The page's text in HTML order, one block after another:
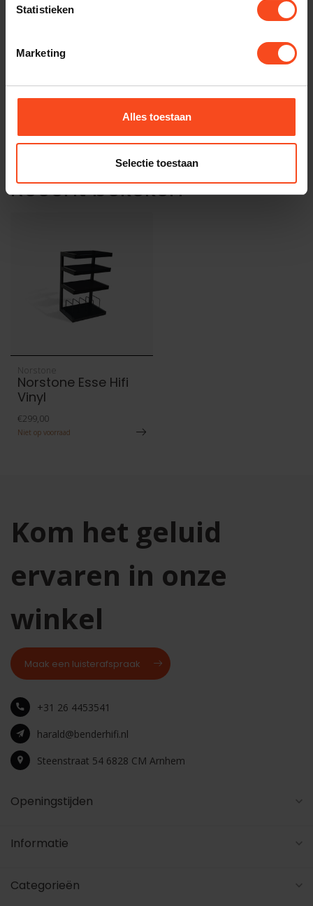
Statistieken
Marketing
Alles toestaan
Selectie toestaan
€549,00
Bamboo €599,00
Recent bekeken
Norstone
Norstone Esse Hifi
Vinyl
€299,00
Niet op voorraad
Kom het geluid
ervaren in onze
winkel
Maak een luisterafspraak
+31 26 4453541
harald@benderhifi.nl
Steenstraat 54 6828 CM Arnhem
Openingstijden
Informatie
Categorieën